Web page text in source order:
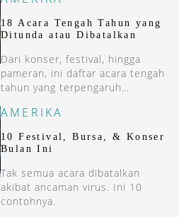
18 Acara Tengah Tahun yang
Ditunda atau Dibatalkan
Dari konser, festival, hingga
pameran, ini daftar acara tengah
tahun yang terpengaruh
AMERIKA
10 Festival, Bursa, & Konser
Bulan Ini
Tak semua acara dibatalkan
akibat ancaman virus. Ini 10
contohnya.